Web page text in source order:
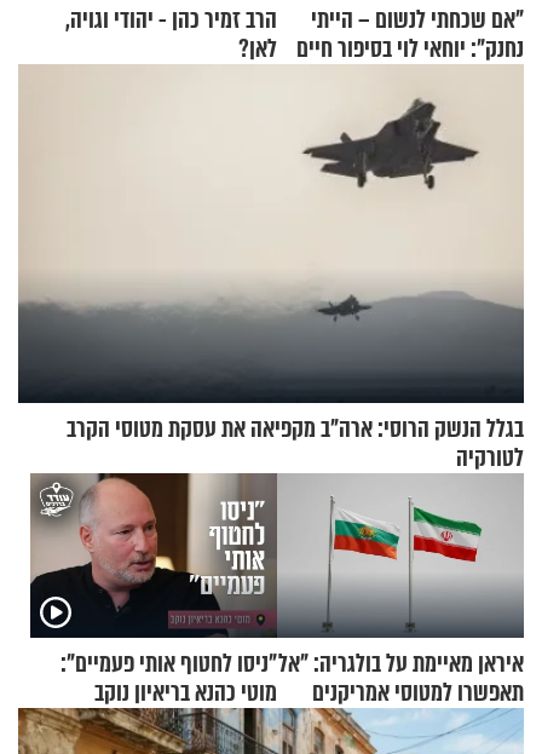
"אם שכחתי לנשום – הייתי
נחנק": יוחאי לוי בסיפור חיים
הרב זמיר כהן - יהודי וגויה,
לאן?
בגלל הנשק הרוסי: ארה"ב מקפיאה את עסקת מטוסי הקרב
לטורקיה
איראן מאיימת על בולגריה: "אל
תאפשרו למטוסי אמריקנים
להמריא מהשטח שלכם"
"ניסו לחטוף אותי פעמיים":
מוטי כהנא בריאיון נוקב